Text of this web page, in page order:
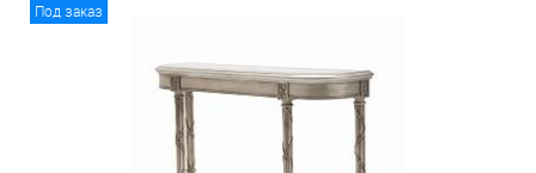
Под заказ